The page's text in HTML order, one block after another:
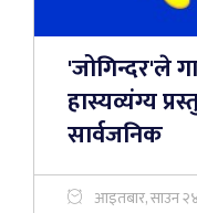
'जोगिन्दर'ले
हास्यव्यंग्य
सार्वजनिक
आइतबार, साउन